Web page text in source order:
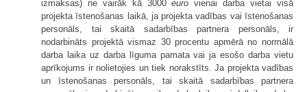
izmaksas) ne vairāk kā 3000euro vienai darba vietai visā
projekta īstenošanas laikā, ja projekta vadības vai īstenošanas
personāls, tai skaitā sadarbības partnera personāls, ir
nodarbināts projektā vismaz 30 procentu apmērā no normālā
darba laika uz darba līguma pamata vai ja esošo darba vietu
aprīkojums ir nolietojies un tiek norakstīts. Ja projekta vadības
un īstenošanas personāls, tai skaitā sadarbības partnera